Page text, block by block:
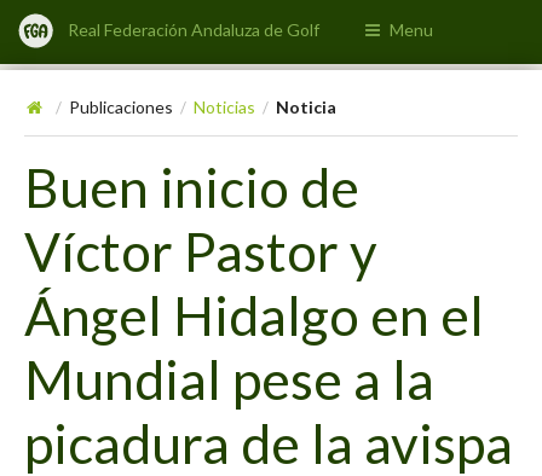
Real Federación Andaluza de Golf Menu
/ Publicaciones / Noticias / Noticia
Buen inicio de
Víctor Pastor y
Ángel Hidalgo en el
Mundial pese a la
picadura de la avispa